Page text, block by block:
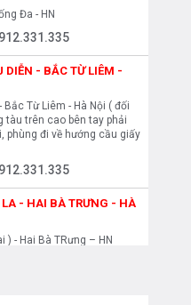
Đa - HN
DIỄN - BẮC TỪ LIÊM -
Từ Liêm - Hà Nội ( đối
tàu trên cao bên tay phải
phùng đi về hướng cầu giấy
- HAI BÀ TRƯNG - HÀ
) - Hai Bà TRưng – HN